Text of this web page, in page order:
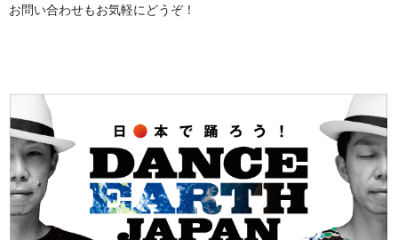
お問い合わせもお気軽にどうぞ！